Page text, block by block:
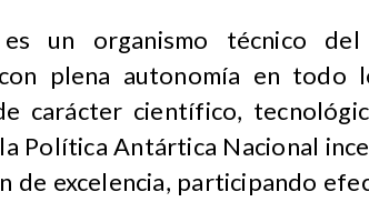
un organismo técnico del
plena autonomía en todo
carácter científico,
Política Antártica Nacional
de excelencia, participando